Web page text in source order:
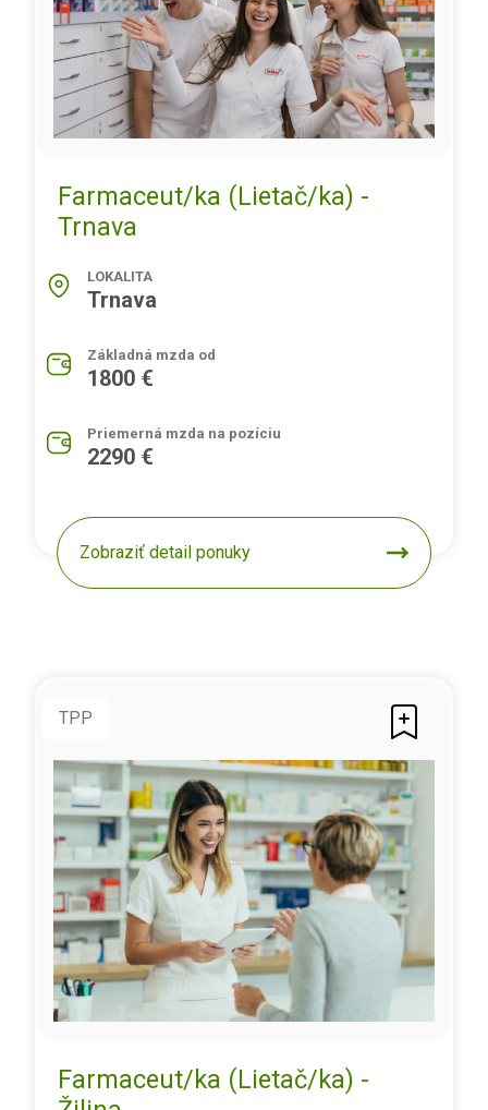
Farmaceut/ka (Lietač/ka) -
Trnava
LOKALITA
Trnava
Základná mzda od
1800 €
Priemerná mzda na pozíciu
2290 €
Zobraziť detail ponuky
TPP
Farmaceut/ka (Lietač/ka) -